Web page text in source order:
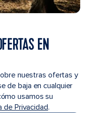
EN
nuestras ofertas y
de baja en cualquier
usamos su
de Privacidad.